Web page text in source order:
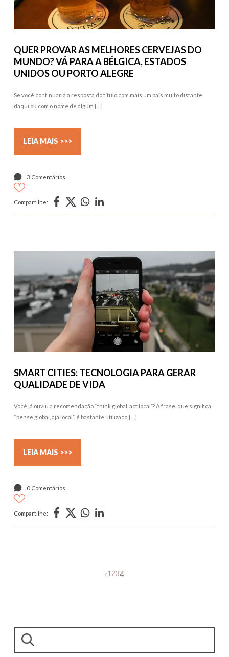
QUER PROVAR AS MELHORES CERVEJAS DO
MUNDO? VÁ PARA A BÉLGICA, ESTADOS
UNIDOS OU PORTO ALEGRE
Se você continuaria a resposta do título com mais um país muito distante
daqui ou com o nome de algum […]
LEIA MAIS >>>
3 Comentários
Compartilhe:
SMART CITIES: TECNOLOGIA PARA GERAR
QUALIDADE DE VIDA
Você já ouviu a recomendação “think global, act local”? A frase, que significa
“pense global, aja local”, é bastante utilizada […]
LEIA MAIS >>>
0 Comentários
Compartilhe:
‹1234
Pesquisar